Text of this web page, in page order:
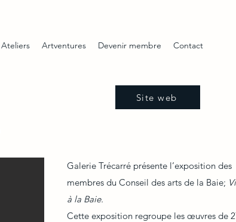
Ateliers Artventures Devenir membre Contact
Site web
Galerie Trécarré présente l’exposition des
membres du Conseil des arts de la Baie;
à la Baie.
Cette exposition regroupe les œuvres de